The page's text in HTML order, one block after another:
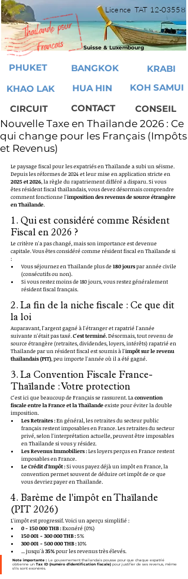
Licence TAT 12-03558
PHUKET BANGKOK
KRABI
KHAO LAK
HUA HIN
KOH SAMUI
CONTACT
CONSEIL
CIRCUIT
Suisse & Luxembourg
Nouvelle Taxe en Thaïlande 2026 : Ce
qui change pour les Français (Impôts
et Revenus)
Le paysage fiscal pour les expatriés en Thaïlande a subi un séisme.
Depuis les réformes de 2024 et leur mise en application stricte en
2025 et 2026, la règle du rapatriement différé a disparu. Si vous
êtes résident fiscal thaïlandais, vous devez désormais comprendre
comment fonctionne l'imposition des revenus de source étrangère
en Thaïlande.
1. Qui est considéré comme Résident
Fiscal en 2026 ?
Le critère n'a pas changé, mais son importance est devenue
capitale. Vous êtes considéré comme résident fiscal en Thaïlande si
:
Vous séjournez en Thaïlande plus de 180 jours par année civile
(consécutifs ou non).
Si vous restez moins de 180 jours, vous restez généralement
résident fiscal français.
2. La fin de la niche fiscale : Ce que dit
la loi
Auparavant, l'argent gagné à l'étranger et rapatrié l'année
suivante n'était pas taxé. C'est terminé. Désormais, tout revenu de
source étrangère (retraites, dividendes, loyers, intérêts) rapatrié en
Thaïlande par un résident fiscal est soumis à l'impôt sur le revenu
thaïlandais (PIT), peu importe l'année où il a été gagné.
3. La Convention Fiscale France-
Thaïlande : Votre protection
C'est ici que beaucoup de Français se rassurent. La convention
fiscale entre la France et la Thaïlande existe pour éviter la double
imposition.
Les Retraites : En général, les retraites du secteur public
français restent imposables en France. Les retraites du secteur
privé, selon l'interprétation actuelle, peuvent être imposables
en Thaïlande si vous y résidez.
Les Revenus Immobiliers : Les loyers perçus en France restent
imposables en France.
Le Crédit d'Impôt : Si vous payez déjà un impôt en France, la
convention permet souvent de déduire cet impôt de ce que
vous devriez payer en Thaïlande.
4. Barème de l'impôt en Thaïlande
(PIT 2026)
L'impôt est progressif. Voici un aperçu simplifié :
0 - 150 000 THB : Exonéré (0%)
150 001 - 300 000 THB : 5%
300 001 - 500 000 THB : 10%
... jusqu'à 35% pour les revenus très élevés.
Note importante : Le gouvernement thaïlandais pousse pour que chaque expatrié
obtienne un Tax ID (numéro d'identification fiscale) pour justifier de ses revenus, même
s'ils sont exonérés.